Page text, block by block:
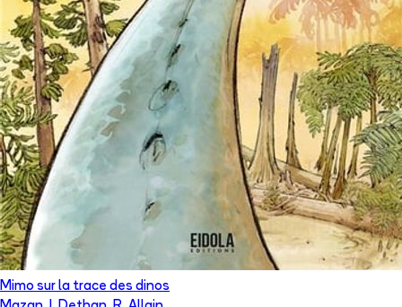
Mimo sur la trace des dinos